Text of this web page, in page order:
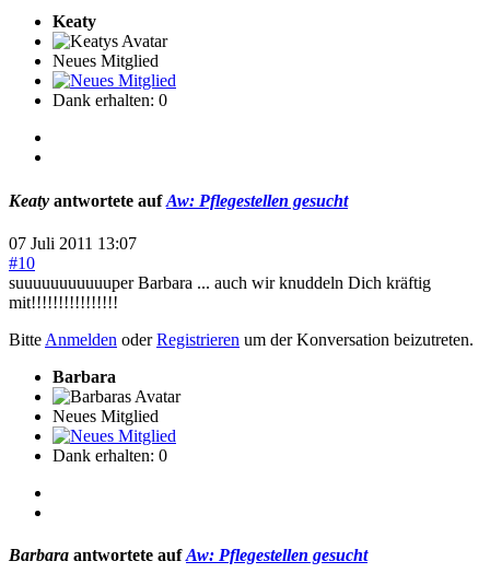
Keaty
Neues Mitglied
Dank erhalten: 0
Keaty antwortete aufAw: Pflegestellen gesucht
07 Juli 2011 13:07
#10
suuuuuuuuuuuper Barbara ... auch wir knuddeln Dich kräftig
mit!!!!!!!!!!!!!!!!
Bitte Anmelden oderRegistrieren um der Konversation beizutreten.
Barbara
Neues Mitglied
Dank erhalten: 0
Barbara antwortete aufAw: Pflegestellen gesucht